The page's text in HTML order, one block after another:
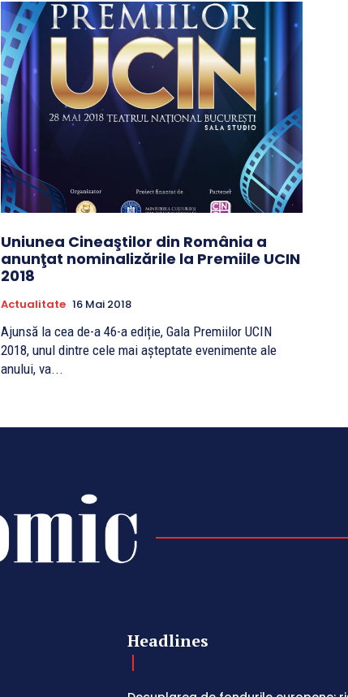
Uniunea Cineaştilor din România a
anunţat nominalizările la Premiile UCIN
2018
Actualitate 16 Mai 2018
Ajunsă la cea de-a 46-a ediție, Gala Premiilor UCIN
2018, unul dintre cele mai așteptate evenimente ale
anului, va...
Headlines